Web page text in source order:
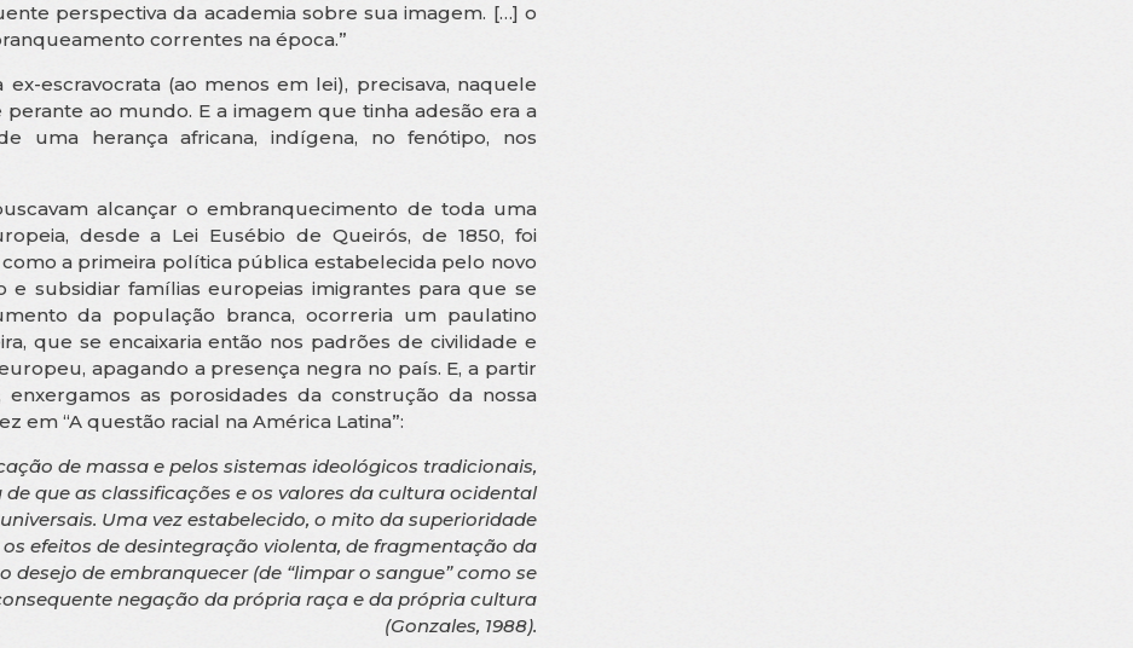
perspectiva da academia sobre sua imagem. […] o
correntes na época.”
escravocrata (ao menos em lei), precisava, naquele
ao mundo. E a imagem que tinha adesão era a
uma herança africana, indígena, no fenótipo, nos
alcançar o embranquecimento de toda uma
desde a Lei Eusébio de Queirós, de 1850, foi
a primeira política pública estabelecida pelo novo
e subsidiar famílias europeias imigrantes para que se
da população branca, ocorreria um paulatino
que se encaixaria então nos padrões de civilidade e
apagando a presença negra no país. E, a partir
as porosidades da construção da nossa
em “A questão racial na América Latina”:
de massa e pelos sistemas ideológicos tradicionais,
que as classificações e os valores da cultura ocidental
Uma vez estabelecido, o mito da superioridade
efeitos de desintegração violenta, de fragmentação da
desejo de embranquecer (de “limpar o sangue” como se
negação da própria raça e da própria cultura
(Gonzales, 1988).